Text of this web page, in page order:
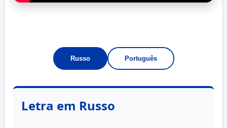
Russo Português
Letra em Russo